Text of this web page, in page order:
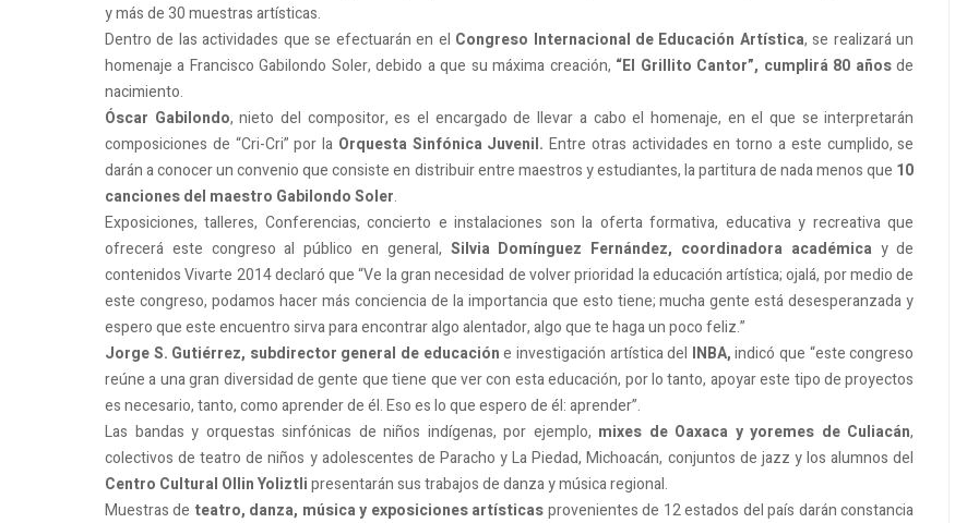
y más de 30 muestras artísticas.
Dentro de las actividades que se efectuarán en el Congreso Internacional de Educación Artística, se realizará un
homenaje a Francisco Gabilondo Soler, debido a que su máxima creación, “El Grillito Cantor”, cumplirá 80 añosde
nacimiento.
Óscar Gabilondo, nieto del compositor, es el encargado de llevar a cabo el homenaje, en el que se interpretarán
composiciones de “Cri-Cri” por la Orquesta Sinfónica Juvenil. Entre otras actividades en torno a este cumplido, se
darán a conocer un convenio que consiste en distribuir entre maestros y estudiantes, la partitura de nada menos que 10
canciones del maestro Gabilondo Soler.
Exposiciones, talleres, Conferencias, concierto e instalaciones son la oferta formativa, educativa y recreativa que
ofrecerá este congreso al público en general, Silvia Domínguez Fernández, coordinadora académica y de
contenidos Vivarte 2014 declaró que “Ve la gran necesidad de volver prioridad la educación artística; ojalá, por medio de
este congreso, podamos hacer más conciencia de la importancia que esto tiene; mucha gente está desesperanzada y
espero que este encuentro sirva para encontrar algo alentador, algo que te haga un poco feliz.”
Jorge S. Gutiérrez, subdirector general de educacióne investigación artística del INBA,indicó que “este congreso
reúne a una gran diversidad de gente que tiene que ver con esta educación, por lo tanto, apoyar este tipo de proyectos
es necesario, tanto, como aprender de él. Eso es lo que espero de él: aprender”.
Las bandas y orquestas sinfónicas de niños indígenas, por ejemplo, mixes de Oaxaca y yoremes de Culiacán,
colectivos de teatro de niños y adolescentes de Paracho y La Piedad, Michoacán, conjuntos de jazz y los alumnos del
Centro Cultural Ollin Yoliztlipresentarán sus trabajos de danza y música regional.
Muestras de teatro, danza, música y exposiciones artísticasprovenientes de 12 estados del país darán constancia